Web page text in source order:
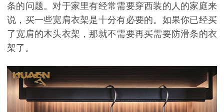
条的问题。对于家里有经常需要穿西装的人的家庭来
说，买一些宽肩衣架是十分有必要的。如果你已经买
了宽肩的木头衣架，那就不需要再买需要防滑条的衣
架了。